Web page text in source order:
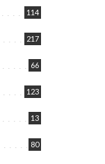
114
217
66
123
13
80